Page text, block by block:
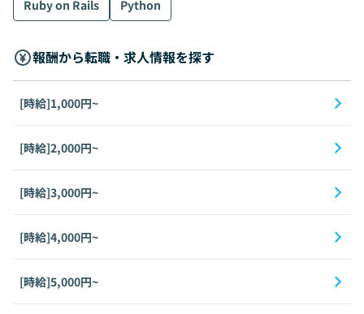
Ruby on Rails
Python
報酬から転職・求人情報を探す
[時給]1,000円~
[時給]2,000円~
[時給]3,000円~
[時給]4,000円~
[時給]5,000円~